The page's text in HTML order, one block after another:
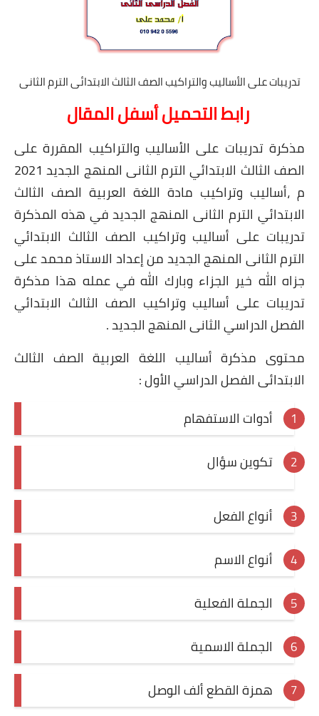
تدريبات على الأساليب والتراكيب الصف الثالث الابتدائى الترم الثانى
رابط التحميل أسفل المقال
مذكرة تدريبات على الأساليب والتراكيب المقررة على
الصف الثالث الابتدائي الترم الثانى المنهج الجديد 2021
م ،أساليب وتراكيب مادة اللغة العربية الصف الثالث
الابتدائي الترم الثانى المنهج الجديد في هذه المذكرة
تدريبات على أساليب وتراكيب الصف الثالث الابتدائي
الترم الثانى المنهج الجديد من إعداد الاستاذ محمد على
جزاه الله خير الجزاء وبارك الله في عمله هذا مذكرة
تدريبات على أساليب وتراكيب الصف الثالث الابتدائي
الفصل الدراسي الثانى المنهج الجديد .
محتوى مذكرة أساليب اللغة العربية الصف الثالث
الابتدائى الفصل الدراسي الأول :
أدوات الاستفهام
تكوين سؤال
أنواع الفعل
أنواع الاسم
الجملة الفعلية
الجملة الاسمية
همزة القطع ألف الوصل